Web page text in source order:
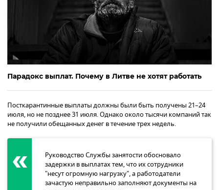
Парадокс выплат. Почему в Литве не хотят работать
Посткарантинные выплаты должны были быть получены 21–24
июля, но не позднее 31 июля. Однако около тысячи компаний так
не получили обещанных денег в течение трех недель.
Руководство Службы занятости обосновало
задержки в выплатах тем, что их сотрудники
"несут огромную нагрузку", а работодатели
зачастую неправильно заполняют документы на